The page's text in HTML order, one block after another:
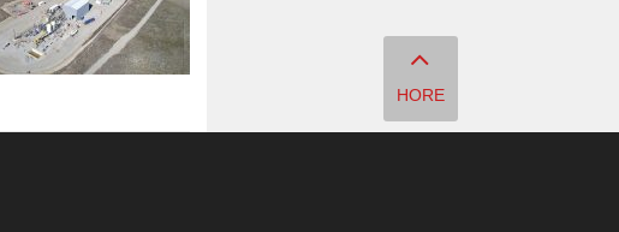
HORE